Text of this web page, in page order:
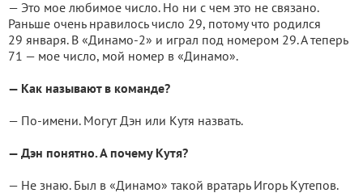
— Это мое любимое число. Но ни с чем это не связано.
Раньше очень нравилось число 29, потому что родился
29 января. В «Динамо-2» и играл под номером 29. А теперь
71 — мое число, мой номер в «Динамо».
— Как называют в команде?
— По-имени. Могут Дэн или Кутя назвать.
— Дэн понятно. А почему Кутя?
— Не знаю. Был в «Динамо» такой вратарь Игорь Кутепов.